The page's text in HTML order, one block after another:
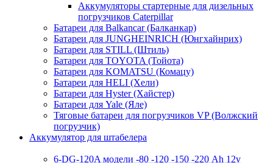
Аккумуляторы стартерные для дизельных
погрузчиков Caterpillar
Батареи для Balkancar (Балканкар)
Батареи для JUNGHEINRICH (Юнгхайнрих)
Батареи для STILL (Штиль)
Батареи для TOYOTA (Тойота)
Батареи для KOMATSU (Комацу)
Батареи для HELI (Хели)
Батареи для Hyster (Хайстер)
Батареи для Yale (Яле)
Тяговые батареи для погрузчиков VP (Волжский
погрузчик)
Аккумулятор для штабелера
6-DG-120A модели -80 -120 -150 -220 Ah 12v